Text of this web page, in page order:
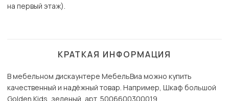
на первый этаж).
КРАТКАЯ ИНФОРМАЦИЯ
В мебельном дискаунтере МебельВиа можно купить
качественный и надёжный товар. Например, Шкаф большой
Golden Kids, зеленый, арт. 5006600300019.